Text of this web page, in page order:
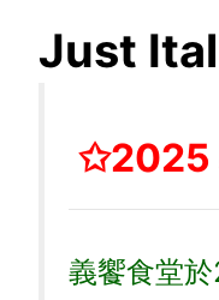
Just
✩2025
義饗食堂